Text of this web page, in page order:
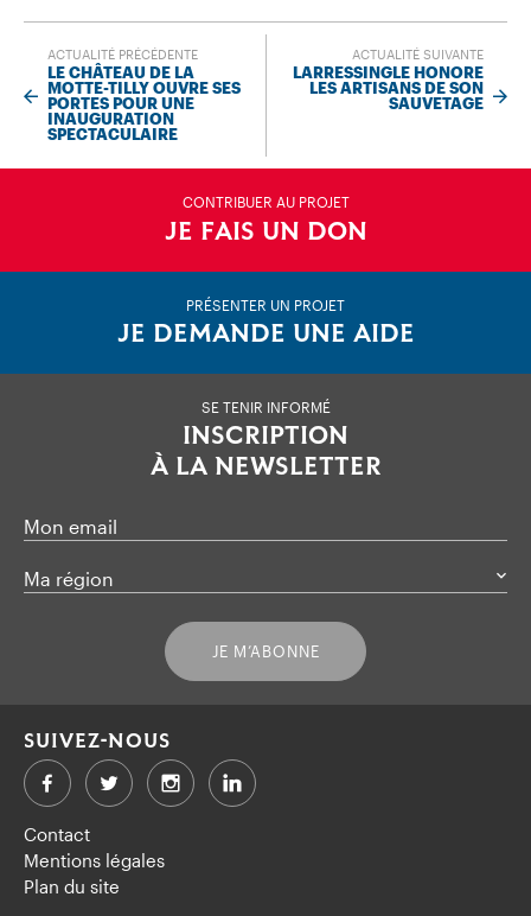
ACTUALITÉ PRÉCÉDENTE
LE CHÂTEAU DE LA
MOTTE-TILLY OUVRE SES
PORTES POUR UNE
INAUGURATION
SPECTACULAIRE
ACTUALITÉ SUIVANTE
LARRESSINGLE HONORE
LES ARTISANS DE SON
SAUVETAGE
CONTRIBUER AU PROJET
JE FAIS UN DON
PRÉSENTER UN PROJET
JE DEMANDE UNE AIDE
SE TENIR INFORMÉ
INSCRIPTION
À LA NEWSLETTER
Mon email
Ma région
JE M’ABONNE
Contact
Mentions légales
Plan du site
SUIVEZ-NOUS
FacebookTwitter LinkedIn